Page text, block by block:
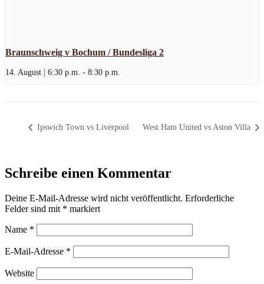
Braunschweig v Bochum / Bundesliga 2
14. August | 6:30 p.m. - 8:30 p.m.
Ipswich Town vs Liverpool West Ham United vs Aston Villa
Schreibe einen Kommentar
Deine E-Mail-Adresse wird nicht veröffentlicht. Erforderliche
Felder sind mit * markiert
Name *
E-Mail-Adresse *
Website